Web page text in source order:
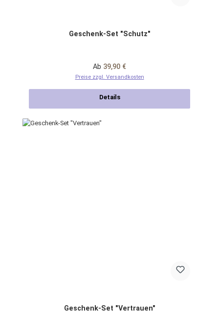
Geschenk-Set "Schutz"
Regulärer Preis:
Ab 39,90 €
Preise zzgl. Versandkosten
Details
Geschenk-Set "Vertrauen"